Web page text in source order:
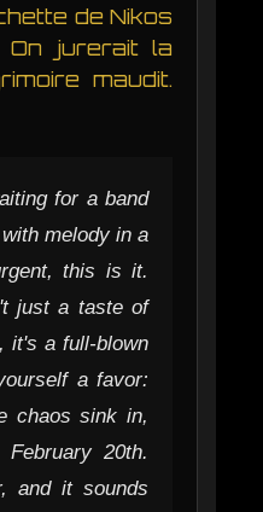
de Nikos
On jurerait la
maudit.
for a band
melody in a
this is it.
just a taste of
it's a full-blown
a favor:
chaos sink in,
20th.
and it sounds